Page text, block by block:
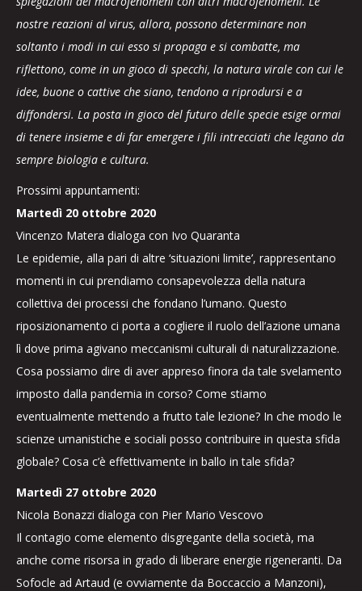
nostre reazioni al virus, allora, possono determinare non
soltanto i modi in cui esso si propaga e si combatte, ma
riflettono, come in un gioco di specchi, la natura virale con cui le
idee, buone o cattive che siano, tendono a riprodursi e a
diffondersi. La posta in gioco del futuro delle specie esige ormai
di tenere insieme e di far emergere i fili intrecciati che legano da
sempre biologia e cultura.
Prossimi appuntamenti:
Martedì 20 ottobre 2020
Vincenzo Matera dialoga con Ivo Quaranta
Le epidemie, alla pari di altre ‘situazioni limite’, rappresentano
momenti in cui prendiamo consapevolezza della natura
collettiva dei processi che fondano l’umano. Questo
riposizionamento ci porta a cogliere il ruolo dell’azione umana
lì dove prima agivano meccanismi culturali di naturalizzazione.
Cosa possiamo dire di aver appreso finora da tale svelamento
imposto dalla pandemia in corso? Come stiamo
eventualmente mettendo a frutto tale lezione? In che modo le
scienze umanistiche e sociali posso contribuire in questa sfida
globale? Cosa c’è effettivamente in ballo in tale sfida?
Martedì 27 ottobre 2020
Nicola Bonazzi dialoga con Pier Mario Vescovo
Il contagio come elemento disgregante della società, ma
anche come risorsa in grado di liberare energie rigeneranti. Da
Sofocle ad Artaud (e ovviamente da Boccaccio a Manzoni),